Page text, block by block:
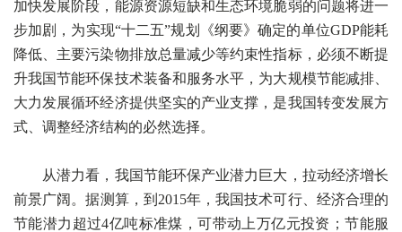
加快发展阶段，能源资源短缺和生态环境脆弱的问题将进一
步加剧，为实现“十二五”规划《纲要》确定的单位GDP能耗
降低、主要污染物排放总量减少等约束性指标，必须不断提
升我国节能环保技术装备和服务水平，为大规模节能减排、
大力发展循环经济提供坚实的产业支撑，是我国转变发展方
式、调整经济结构的必然选择。
从潜力看，我国节能环保产业潜力巨大，拉动经济增长
前景广阔。据测算，到2015年，我国技术可行、经济合理的
节能潜力超过4亿吨标准煤，可带动上万亿元投资；节能服